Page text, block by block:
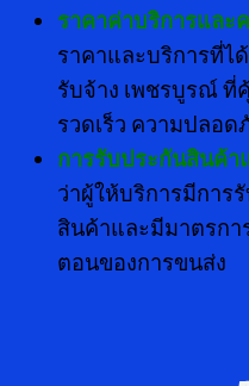
ราคาค่าบริการและ
ราคาและบริการที่ไ
รับจ้าง เพชรบูรณ์ ที่
รวดเร็ว ความปลอด
การรับประกันสินค้
ว่าผู้ให้บริการมีการ
สินค้าและมีมาตรก
ตอนของการขนส่ง